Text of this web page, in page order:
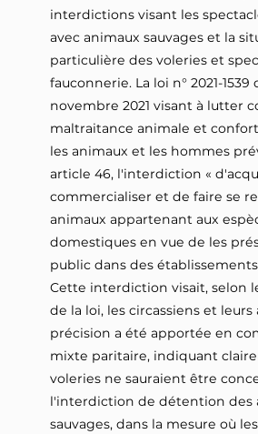
interdictions visant les
avec animaux sauvages et la
particulière des voleries et
fauconnerie. La loi n° 2021-1539
novembre 2021 visant à lutter
maltraitance animale et
les animaux et les hommes
article 46, l'interdiction «
commercialiser et de faire se
animaux appartenant aux
domestiques en vue de les
public dans des
Cette interdiction visait, selon
de la loi, les circassiens et leurs
précision a été apportée en
mixte paritaire, indiquant
voleries ne sauraient être
l'interdiction de détention des
sauvages, dans la mesure où